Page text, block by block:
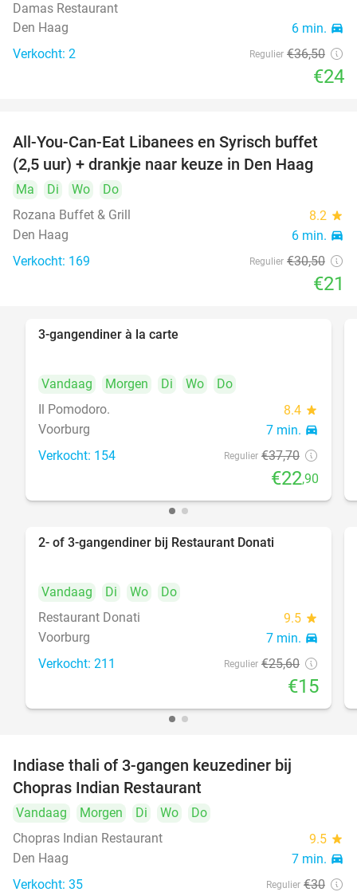
Damas Restaurant
Den Haag
6 min. directions_car
Verkocht: 2 Regulier €36,50
€24
31%
All-You-Can-Eat Libanees en Syrisch buffet
(2,5 uur) + drankje naar keuze in Den Haag
Ma Di Wo
Do
Rozana Buffet & Grill
8.2 star
Den Haag 6 min. directions_car
Verkocht: 169 Regulier €30,50
€21
3-gangendiner à la carte
Vandaag Morgen Di Wo
Do
Il Pomodoro.
8.4 star
Voorburg 7 min. directions_car
Verkocht: 154 Regulier €37,70
€22,90
2- of 3-gangendiner bij Restaurant Donati
Vandaag Di Wo
Do
Restaurant Donati
9.5 star
Voorburg 7 min. directions_car
Verkocht: 211 Regulier €25,60
€15
Indiase thali of 3-gangen keuzediner bij
Chopras Indian Restaurant
Vandaag Morgen Di Wo
Do
Chopras Indian Restaurant
9.5 star
Den Haag 7 min. directions_car
Verkocht: 35 Regulier €30